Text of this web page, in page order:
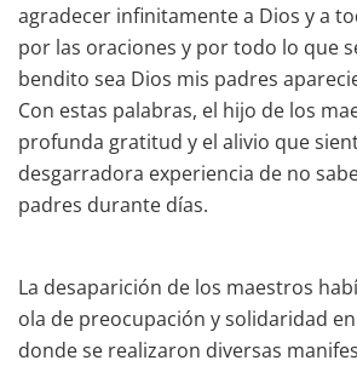
agradecer infinitamente a Dios y a
por las oraciones y por todo lo que
bendito sea Dios mis padres
Con estas palabras, el hijo de los
profunda gratitud y el alivio que
desgarradora experiencia de no
padres durante días.
La desaparición de los maestros
ola de preocupación y solidaridad
donde se realizaron diversas